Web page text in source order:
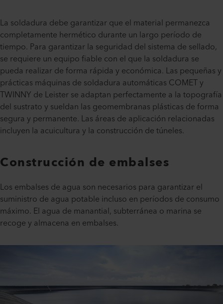
La soldadura debe garantizar que el material permanezca
completamente hermético durante un largo período de
tiempo. Para garantizar la seguridad del sistema de sellado,
se requiere un equipo fiable con el que la soldadura se
pueda realizar de forma rápida y económica. Las pequeñas y
prácticas máquinas de soldadura automáticas COMET y
TWINNY de Leister se adaptan perfectamente a la topografía
del sustrato y sueldan las geomembranas plásticas de forma
segura y permanente. Las áreas de aplicación relacionadas
incluyen la acuicultura y la construcción de túneles.
Construcción de embalses
Los embalses de agua son necesarios para garantizar el
suministro de agua potable incluso en períodos de consumo
máximo. El agua de manantial, subterránea o marina se
recoge y almacena en embalses.